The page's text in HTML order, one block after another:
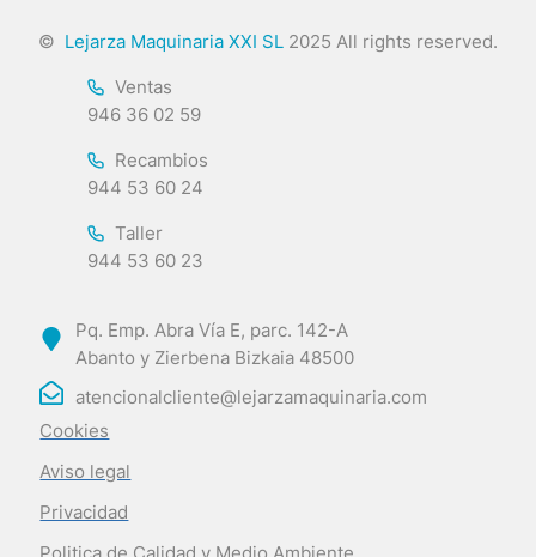
© Lejarza Maquinaria XXI SL 2025 All rights reserved.
Ventas
946 36 02 59
Recambios
944 53 60 24
Taller
944 53 60 23
Pq. Emp. Abra Vía E, parc. 142-A
Abanto y Zierbena Bizkaia 48500
atencionalcliente@lejarzamaquinaria.com
Cookies
Aviso legal
Privacidad